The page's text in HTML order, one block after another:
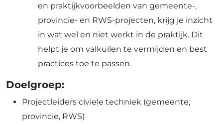
en praktijkvoorbeelden van gemeente-,
provincie- en RWS-projecten, krijg je inzicht
in wat wel en niet werkt in de praktijk. Dit
helpt je om valkuilen te vermijden en best
practices toe te passen.
Doelgroep:
Projectleiders civiele techniek (gemeente,
provincie, RWS)